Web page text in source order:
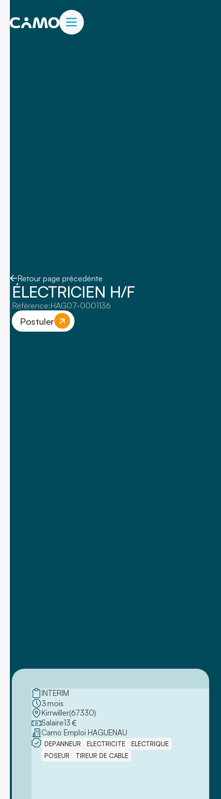
Retour page précedénte
ÉLECTRICIEN H/F
Référence:HAG07-0001136
Postuler
INTERIM
3mois
Kirrwiller(67330)
Salaire13 €
Camo Emploi HAGUENAU
DEPANNEUR ELECTRICITE
ELECTRIQUE
POSEUR
TIREUR DE CABLE